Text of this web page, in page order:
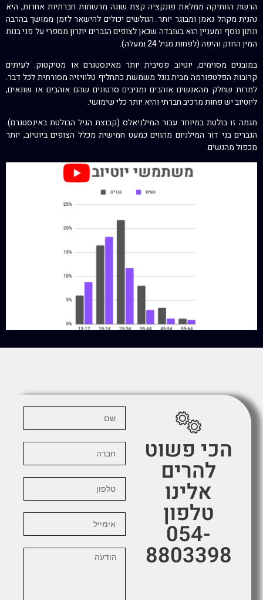
הרשת הוותיקה ממלאת פונקציה קצת שונה מרשתות חברתיות אחרות, היא
נהנית מקהל נאמן ומבוגר יותר. הגולשים יכולים להישאר לזמן ממושך בהרבה
ונתון נוסף ומעניין הוא בעובדה שכאן לצופים הגברים יתרון מספרי על פני בנות
המין החזק והיפה (לפחות מגיל 24 ומעלה).
במובנים מסוימים, יוטיוב פסיבית יותר מאינסטגרם או מטיקטוק. לעיתים
קרובות הפלטפורמה מבית גוגל משמשת כתחליף טלוויזיה מסורתית לכל דבר.
למרות שחלק מהאנשים אוהבים ומגיבים סרטונים שהם אוהבים או שונאים,
ליוטיוב יש פחות מרכיב חברתי והיא יותר כלי שימושי.
מגמה זו בולטת במיוחד עבור המילניאלס (קבוצת הגיל הבולטת באינסטגרם).
הגברים בני דור המילניום מהווים כמעט חמישית מכלל הצופים ביוטיוב, יותר
מכפול מהנשים.
הכי פשוט
להרים
אלינו
טלפון
054-
8803398